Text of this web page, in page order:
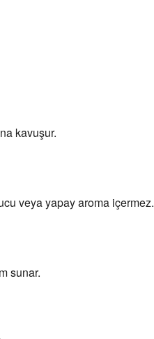
kavuşur.
veya yapay aroma içermez.
sunar.